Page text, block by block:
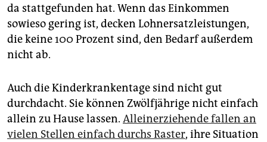
da stattgefunden hat. Wenn das Einkommen
sowieso gering ist, decken Lohnersatzleistungen,
die keine 100 Prozent sind, den Bedarf außerdem
nicht ab.
Auch die Kinderkrankentage sind nicht gut
durchdacht. Sie können Zwölfjährige nicht einfach
allein zu Hause lassen. Alleinerziehende fallen an
vielen Stellen einfach durchs Raster, ihre Situation